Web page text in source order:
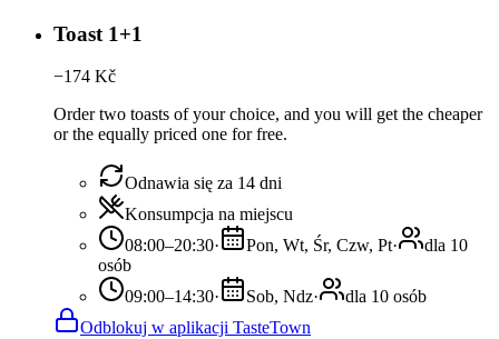
Toast 1+1
−174 Kč
Order two toasts of your choice, and you will get the cheaper
or the equally priced one for free.
Odnawia się za 14 dni
Konsumpcja na miejscu
08:00–20:30· Pon, Wt, Śr, Czw, Pt·
dla 10
osób
09:00–14:30· Sob, Ndz·
dla 10 osób
Odblokuj w aplikacji TasteTown